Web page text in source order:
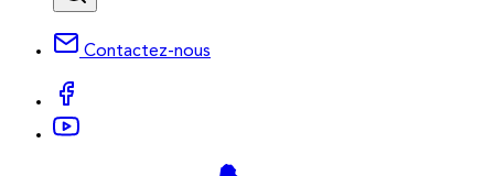
Contactez-nous